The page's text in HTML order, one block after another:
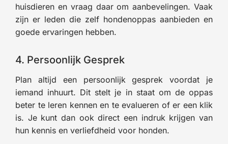
huisdieren en vraag daar om aanbevelingen. Vaak
zijn er leden die zelf hondenoppas aanbieden en
goede ervaringen hebben.
4. Persoonlijk Gesprek
Plan altijd een persoonlijk gesprek voordat je
iemand inhuurt. Dit stelt je in staat om de oppas
beter te leren kennen en te evalueren of er een klik
is. Je kunt dan ook direct een indruk krijgen van
hun kennis en verliefdheid voor honden.